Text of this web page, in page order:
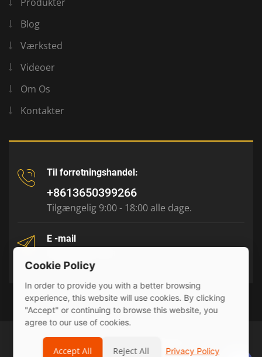
Blog
Værksted
Videoer
Om Os
Kontakter
Til forretningshandel:
+8613650399266
Tilgængelig 9:00 - 18:00 alle dage.
E -mail
© 2026 Julyr Industrial Ltd
Cookie Policy
In order to provide you with a better browsing
experience, this website will use cookies. By clicking
"Accept" or continuing to browse this website, you
agree to our use of cookies.
Accept All Reject All Privacy Policy